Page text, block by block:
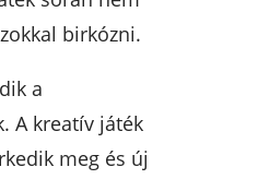
birkózni.
a
A kreatív játék
meg és új